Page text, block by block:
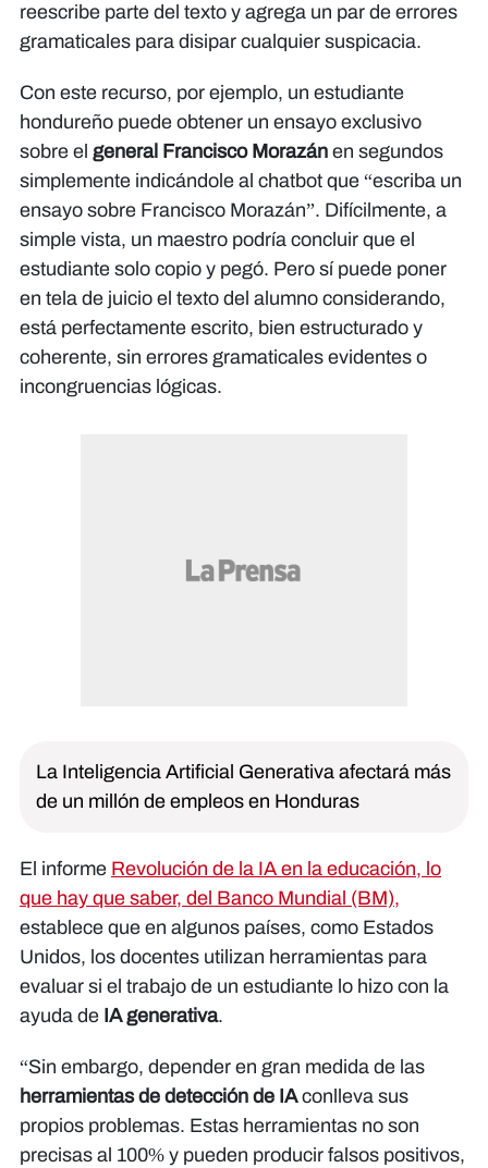
reescribe parte del texto y agrega un par de errores
gramaticales para disipar cualquier suspicacia.
Con este recurso, por ejemplo, un estudiante
hondureño puede obtener un ensayo exclusivo
sobre el general Francisco Morazán en segundos
simplemente indicándole al chatbot que “escriba un
ensayo sobre Francisco Morazán”. Difícilmente, a
simple vista, un maestro podría concluir que el
estudiante solo copio y pegó. Pero sí puede poner
en tela de juicio el texto del alumno considerando,
está perfectamente escrito, bien estructurado y
coherente, sin errores gramaticales evidentes o
incongruencias lógicas.
La Inteligencia Artificial Generativa afectará más
de un millón de empleos en Honduras
El informe Revolución de la IA en la educación, lo
que hay que saber, del Banco Mundial (BM),
establece que en algunos países, como Estados
Unidos, los docentes utilizan herramientas para
evaluar si el trabajo de un estudiante lo hizo con la
ayuda de IA generativa.
“Sin embargo, depender en gran medida de las
herramientas de detección de IAconlleva sus
propios problemas. Estas herramientas no son
precisas al 100% y pueden producir falsos positivos,